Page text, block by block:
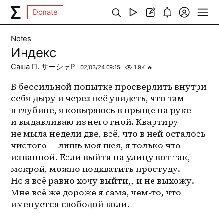
Donate
Notes
Индекс
Саша П. サーシャP 02/03/24 09:15 1.9K 🔥
В бессильной попытке просверлить внутри
себя дыру и через неё увидеть, что там
в глубине, я ковыряюсь в прыще на руке
и выдавливаю из него гной. Квартиру
не мыла недели две, всё, что в ней осталось
чистого — лишь моя шея, я только что
из ванной. Если выйти на улицу вот так,
мокрой, можно подхватить простуду.
Но я всё равно хочу выйти,,, и не выхожу.
Мне всё же дороже я сама, чем-то, что
именуется свободой воли.